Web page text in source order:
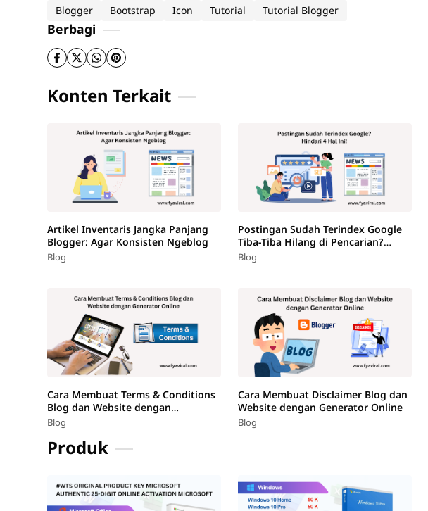
Blogger Bootstrap Icon Tutorial Tutorial Blogger
Berbagi
Konten Terkait
Artikel Inventaris Jangka Panjang
Blogger: Agar Konsisten Ngeblog
Blog
Postingan Sudah Terindex Google
Tiba-Tiba Hilang di Pencarian?
Hindari Hal Ini!
Blog
Cara Membuat Terms & Conditions
Blog dan Website dengan
Generator Online
Blog
Cara Membuat Disclaimer Blog dan
Website dengan Generator Online
Blog
Produk